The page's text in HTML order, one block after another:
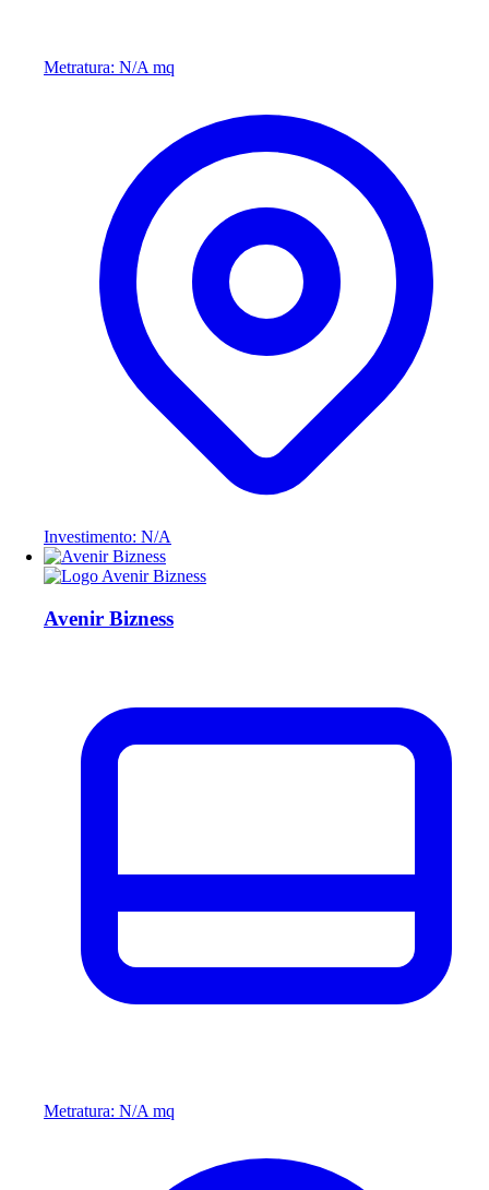
Metratura: N/A mq
Investimento: N/A
Avenir Bizness
Metratura: N/A mq